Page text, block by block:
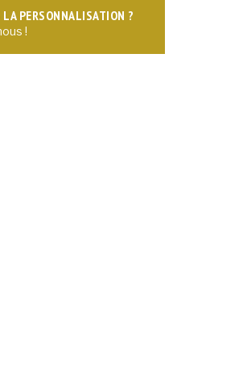
PERSONNALISATION ?
!